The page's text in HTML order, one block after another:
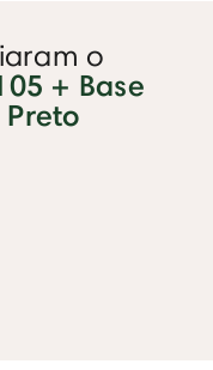
o
+ Base